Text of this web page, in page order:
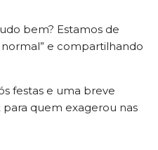
bem? Estamos de
e compartilhando
festas e uma breve
para quem exagerou nas